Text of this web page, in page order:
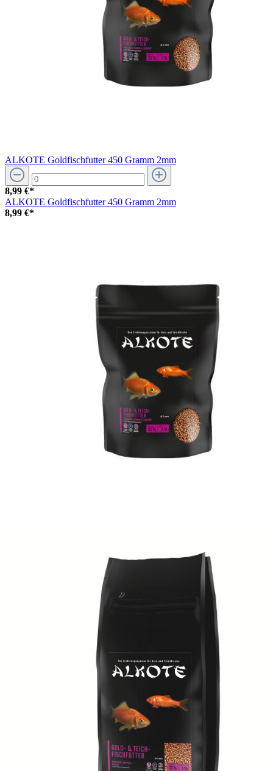
ALKOTE Goldfischfutter 450 Gramm 2mm
8,99 €*
ALKOTE Goldfischfutter 450 Gramm 2mm
8,99 €*